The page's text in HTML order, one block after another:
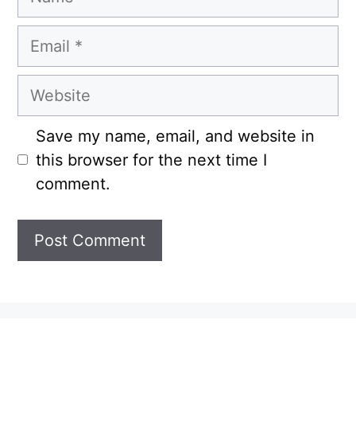
Email
Website
Save my name, email, and website in
this browser for the next time I
comment.